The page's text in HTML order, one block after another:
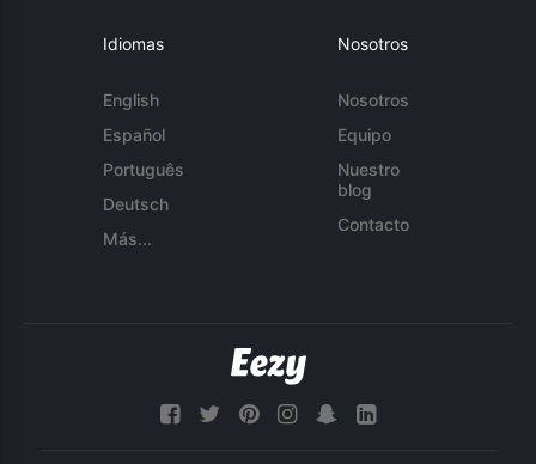
Idiomas
English
Español
Português
Deutsch
Más...
Nosotros
Nosotros
Equipo
Nuestro
blog
Contacto